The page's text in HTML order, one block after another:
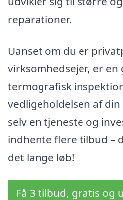
reparationer.
Uanset om du er
virksomhedsejer, er en
termografisk
vedligeholdelsen af
selv en tjeneste og
indhente flere tilbud –
det lange løb!
Få 3 tilbud, gratis og